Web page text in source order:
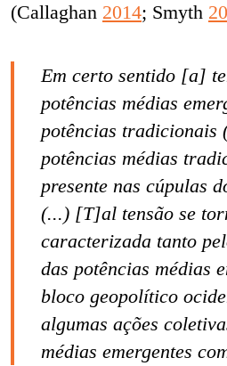
(Callaghan 2014; Smyth
Em certo sentido [a]
potências médias
potências tradicionais
potências médias
presente nas cúpulas
(...) [T]al tensão se
caracterizada tanto
das potências médias
bloco geopolítico
algumas ações
médias emergentes